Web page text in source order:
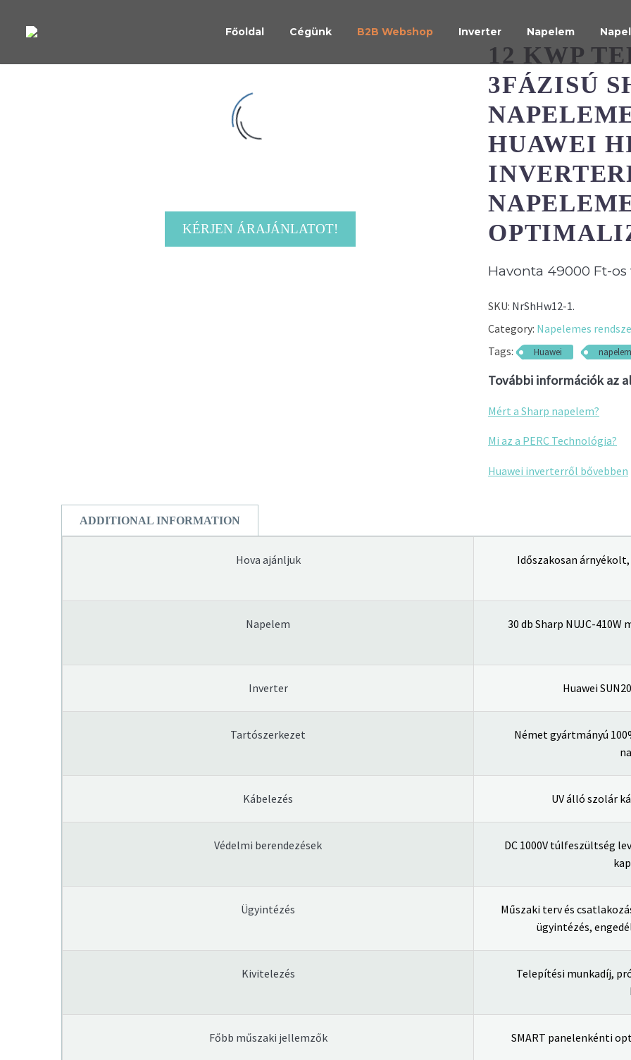
Főoldal Cégünk B2B Webshop Inverter Napelem
KÉRJEN ÁRAJÁNLATOT!
12 KWP
3FÁZISÚ
HUAWEI
Havonta 49000 Ft-
SKU: NrShHw12-1.
Category: Napelemes
Tags:
Huawei
További információk az
Mért a Sharp napelem?
Mi az a PERC Technológia?
Huawei inverterről bővebben
ADDITIONAL INFORMATION
Hova ajánljuk Időszakosan
Napelem 30 db Sharp NUJC-
Inverter Huawei
Tartószerkezet
Német gyártmányú
Kábelezés UV álló szolár
Védelmi berendezések
DC 1000V túlfeszültség
Ügyintézés
Műszaki terv és
ügyintézés,
Kivitelezés
Telepítési munkadíj,
Főbb műszaki jellemzők SMART panelenkénti